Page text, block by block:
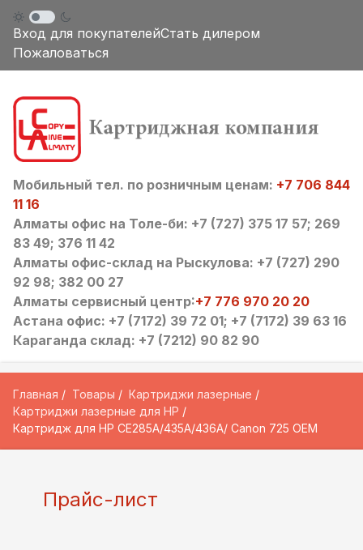
Вход для покупателейСтать дилером
Пожаловаться
Мобильный тел. по розничным ценам: +7 706 844
11 16
Алматы офис на Толе-би: +7 (727) 375 17 57; 269
83 49; 376 11 42
Алматы офис-склад на Рыскулова: +7 (727) 290
92 98; 382 00 27
Алматы сервисный центр:+7 776 970 20 20
Астана офис: +7 (7172) 39 72 01; +7 (7172) 39 63 16
Караганда склад: +7 (7212) 90 82 90
Главная Товары
Картриджи лазерные
Картриджи лазерные для HP
Картридж для HP CE285A/435A/436A/ Canon 725 ОЕМ
Прайс-лист